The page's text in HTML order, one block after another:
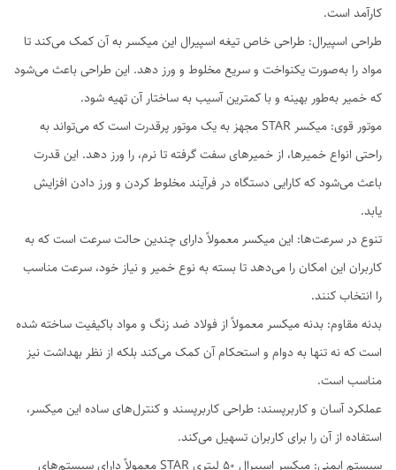
کارآمد است.
طراحی اسپیرال: طراحی خاص تیغه اسپیرال این میکسر به آن کمک می‌کند تا
مواد را به‌صورت یکنواخت و سریع مخلوط و ورز دهد. این طراحی باعث می‌شود
که خمیر به‌طور بهینه و با کمترین آسیب به ساختار آن تهیه شود.
موتور قوی: میکسر STAR مجهز به یک موتور پرقدرت است که می‌تواند به
راحتی انواع خمیرها، از خمیرهای سفت گرفته تا نرم، را ورز دهد. این قدرت
باعث می‌شود که کارایی دستگاه در فرآیند مخلوط کردن و ورز دادن افزایش
یابد.
تنوع در سرعت‌ها: این میکسر معمولاً دارای چندین حالت سرعت است که به
کاربران این امکان را می‌دهد تا بسته به نوع خمیر و نیاز خود، سرعت مناسب
را انتخاب کنند.
بدنه مقاوم: بدنه میکسر معمولاً از فولاد ضد زنگ و مواد باکیفیت ساخته شده
است که نه تنها به دوام و استحکام آن کمک می‌کند بلکه از نظر بهداشت نیز
مناسب است.
عملکرد آسان و کاربرپسند: طراحی کاربرپسند و کنترل‌های ساده این میکسر،
استفاده از آن را برای کاربران تسهیل می‌کند.
سیستم ایمنی: میکسر اسپیرال 50 لیتری STAR معمولاً دارای سیستم‌های